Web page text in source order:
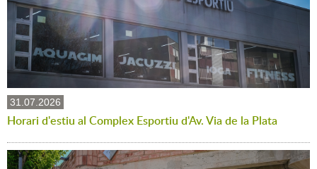
31.07.2026
Horari d'estiu al Complex Esportiu d'Av. Via de la Plata